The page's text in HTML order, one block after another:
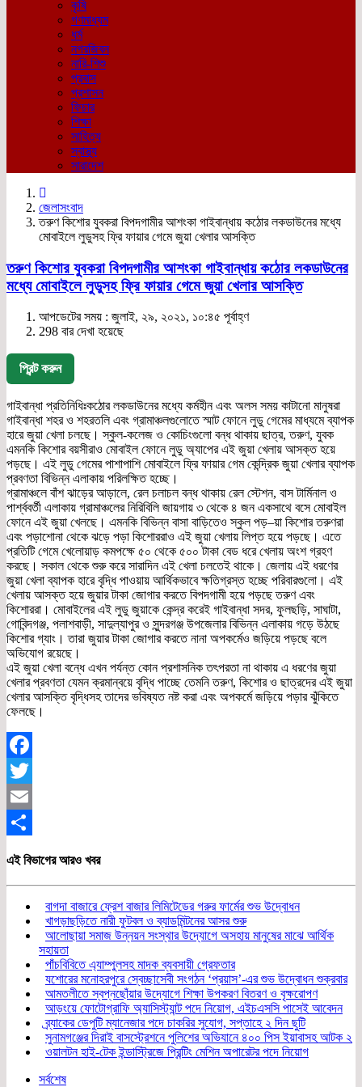
কৃষি
গণমাধ্যম
ধর্ম
নগরজিবন
নারি-শিশু
প্রবাস
প্রশাসন
ফিচার
শিক্ষা
সাহিত্য
স্বাস্থ্য
সারাদেশ
জেলাসংবাদ
তরুণ কিশোর যুবকরা বিপদগামীর আশংকা গাইবান্ধায় কঠোর লকডাউনের মধ্যে
মোবাইলে লুডুসহ ফ্রি ফায়ার গেমে জুয়া খেলার আসক্তি
তরুণ কিশোর যুবকরা বিপদগামীর আশংকা গাইবান্ধায় কঠোর লকডাউনের
মধ্যে মোবাইলে লুডুসহ ফ্রি ফায়ার গেমে জুয়া খেলার আসক্তি
আপডেটের সময় : জুলাই, ২৯, ২০২১, ১০:৪৫ পূর্বাহ্ণ
298 বার দেখা হয়েছে
প্রিন্ট করুন
গাইবান্ধা প্রতিনিধিঃকঠোর লকডাউনের মধ্যে কর্মহীন এবং অলস সময় কাটানো মানুষরা
গাইবান্ধা শহর ও শহরতলি এবং গ্রামাঞ্চলগুলোতে স্মাট ফোনে লুডু গেমের মাধ্যমে ব্যাপক
হারে জুয়া খেলা চলছে। স্কুল-কলেজ ও কোচিংগুলো বন্ধ থাকায় ছাত্র, তরুণ, যুবক
এমনকি কিশোর বয়সীরাও মোবাইল ফোনে লুডু অ্যাপের এই জুয়া খেলায় আসক্ত হয়ে
পড়ছে। এই লুডু গেমের পাশাপাশি মোবাইলে ফ্রি ফায়ার গেম কেন্দ্রিক জুয়া খেলার ব্যাপক
প্রবণতা বিভিন্ন এলাকায় পরিলক্ষিত হচ্ছে।
গ্রামাঞ্চলে বাঁশ ঝাড়ের আড়ালে, রেল চলাচল বন্ধ থাকায় রেল স্টেশন, বাস টার্মিনাল ও
পার্শ্ববর্তী এলাকায় গ্রামাঞ্চলের নিরিবিলি জায়গায় ৩ থেকে ৪ জন একসাথে বসে মোবাইল
ফোনে এই জুয়া খেলছে। এমনকি বিভিন্ন বাসা বাড়িতেও স্কুল পড়–য়া কিশোর তরুণরা
এবং পড়াশোনা থেকে ঝড়ে পড়া কিশোররাও এই জুয়া খেলায় লিপ্ত হয়ে পড়ছে। এতে
প্রতিটি গেমে খেলোয়াড় কমপক্ষে ৫০ থেকে ৫০০ টাকা বেড ধরে খেলায় অংশ গ্রহণ
করছে। সকাল থেকে শুরু করে সারাদিন এই খেলা চলতেই থাকে। জেলায় এই ধরণের
জুয়া খেলা ব্যাপক হারে বৃদ্ধি পাওয়ায় আর্থিকভাবে ক্ষতিগ্রস্ত হচ্ছে পরিবারগুলো। এই
খেলায় আসক্ত হয়ে জুয়ার টাকা জোগার করতে বিপদগামী হয়ে পড়ছে তরুণ এবং
কিশোররা। মোবাইলের এই লুডু জুয়াকে কেন্দ্র করেই গাইবান্ধা সদর, ফুলছড়ি, সাঘাটা,
গোবিন্দগঞ্জ, পলাশবাড়ী, সাদুল্যাপুর ও সুন্দরগঞ্জ উপজেলার বিভিন্ন এলাকায় গড়ে উঠছে
কিশোর গ্যাং। তারা জুয়ার টাকা জোগার করতে নানা অপকর্মেও জড়িয়ে পড়ছে বলে
অভিযোগ রয়েছে।
এই জুয়া খেলা বন্ধে এখন পর্যন্ত কোন প্রশাসনিক তৎপরতা না থাকায় এ ধরণের জুয়া
খেলার প্রবণতা যেমন ক্রমান্বয়ে বৃদ্ধি পাচ্ছে তেমনি তরুণ, কিশোর ও ছাত্রদের এই জুয়া
খেলার আসক্তি বৃদ্ধিসহ তাদের ভবিষ্যত নষ্ট করা এবং অপকর্মে জড়িয়ে পড়ার ঝুঁকিতে
ফেলছে।
Facebook
Twitter
Email
এই বিভাগের আরও খবর
বাগদা বাজারে ফ্রেশ বাজার লিমিটেডের গরুর ফার্মের শুভ উদ্বোধন
খাগড়াছড়িতে নারী ফুটবল ও ব্যাডমিন্টনের আসর শুরু
আলোছায়া সমাজ উন্নয়ন সংস্থার উদ্যোগে অসহায় মানুষের মাঝে আর্থিক
সহায়তা
পাঁচবিবিতে এ্যাম্পুলসহ মাদক ব্যবসায়ী গ্রেফতার
যশোরের মনোহরপুরে স্বেচ্ছাসেবী সংগঠন ‘প্রয়াস’-এর শুভ উদ্বোধন শুক্রবার
আমতলীতে স্বপ্নছোঁয়ার উদ্যোগে শিক্ষা উপকরণ বিতরণ ও বৃক্ষরোপণ
আড়ংয়ে ফোটোগ্রাফি অ্যাসিস্ট্যান্ট পদে নিয়োগ, এইচএসসি পাসেই আবেদন
ব্র্যাকের ডেপুটি ম্যানেজার পদে চাকরির সুযোগ, সপ্তাহে ২ দিন ছুটি
সুনামগঞ্জের দিরাই বাসস্ট্রেশনে পুলিশের অভিযানে ৪০০ পিস ইয়াবাসহ আটক ২
ওয়ালটন হাই-টেক ইন্ডাস্ট্রিজে প্রিন্টিং মেশিন অপারেটর পদে নিয়োগ
সর্বশেষ